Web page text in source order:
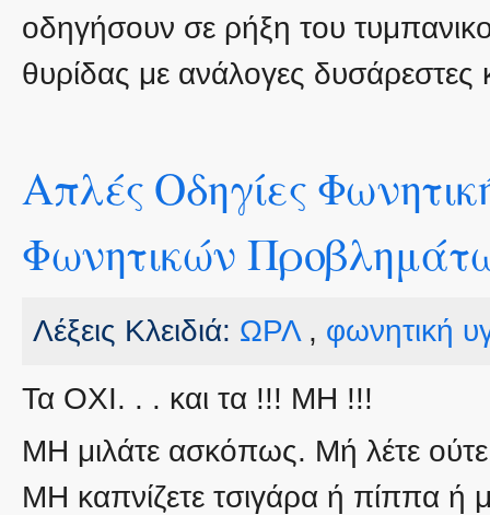
οδηγήσουν σε ρήξη του
θυρίδας με ανάλογες δυσάρεστες
Απλές Οδηγίες
Φωνητικών
Λέξεις Κλειδιά: ΩΡΛ, φωνητική
Τα ΟΧΙ. . . και τα !!! ΜΗ !!!
ΜΗ μιλάτε ασκόπως. Μή λέτε
ΜΗ καπνίζετε τσιγάρα ή πίππα ή